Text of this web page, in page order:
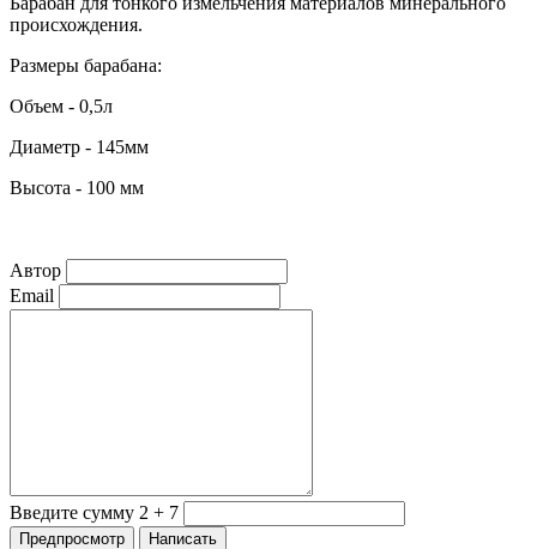
происхождения.
Размеры барабана:
Объем - 0,5л
Диаметр - 145мм
Высота - 100 мм
Автор
Email
Введите сумму 2 + 7